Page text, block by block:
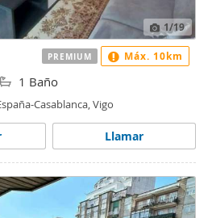
1/19
1 Baño
Casablanca, Vigo
Llamar
PREMIUM Máx. 10km